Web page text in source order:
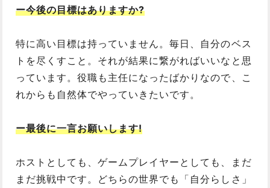
ー今後の目標はありますか?
特に高い目標は持っていません。毎日、自分のベス
トを尽くすこと。それが結果に繋がればいいなと思
っています。役職も主任になったばかりなので、こ
れからも自然体でやっていきたいです。
ー最後に一言お願いします!
ホストとしても、ゲームプレイヤーとしても、まだ
まだ挑戦中です。どちらの世界でも「自分らしさ」